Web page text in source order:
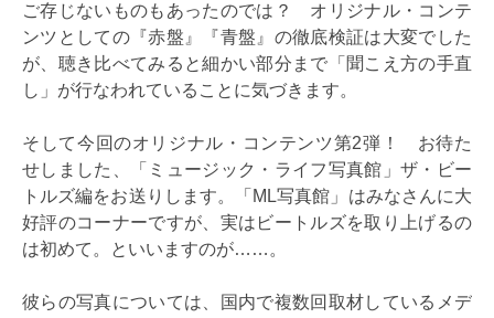
ご存じないものもあったのでは？ オリジナル・コンテ
ンツとしての『赤盤』『青盤』の徹底検証は大変でした
が、聴き比べてみると細かい部分まで「聞こえ方の手直
し」が行なわれていることに気づきます。
そして今回のオリジナル・コンテンツ第2弾！ お待た
せしました、「ミュージック・ライフ写真館」ザ・ビー
トルズ編をお送りします。「ML写真館」はみなさんに大
好評のコーナーですが、実はビートルズを取り上げるの
は初めて。といいますのが……。
彼らの写真については、国内で複数回取材しているメデ